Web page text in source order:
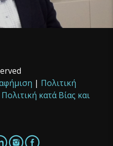
| Πολιτική
Πολιτική κατά Βίας και